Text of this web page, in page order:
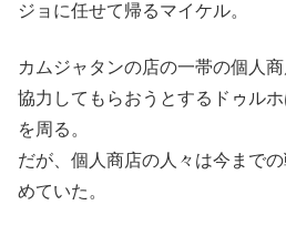
ジョに任せて帰るマイケル。
カムジャタンの店の一帯の個人
協力してもらおうとするドゥル
を周る。
だが、個人商店の人々は今まで
めていた。